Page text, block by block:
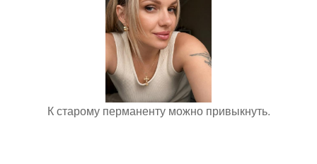
К старому перманенту можно привыкнуть.